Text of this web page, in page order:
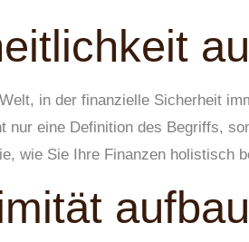
in der finanzielle Sicherheit
eine Definition des Begriffs,
wie Sie Ihre Finanzen holistisch